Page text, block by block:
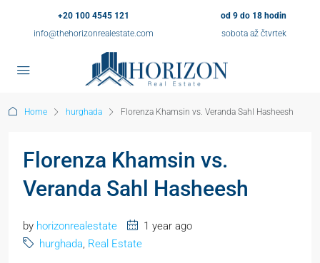
+20 100 4545 121
info@thehorizonrealestate.com
od 9 do 18 hodin
sobota až čtvrtek
Home hurghada Florenza Khamsin vs. Veranda Sahl Hasheesh
Florenza Khamsin vs.
Veranda Sahl Hasheesh
by horizonrealestate
1 year ago
hurghada, Real Estate